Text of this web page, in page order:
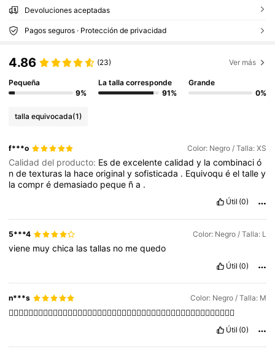
Devoluciones aceptadas
Pagos seguros · Protección de privacidad
4.86 (23) Ver más
Pequeña
9%
La talla corresponde
91%
Grande
0%
talla equivocada(1)
f***o Color: Negro / Talla: XS
Calidad del producto: Esdeexcelentecalidady lacombinació
ndetexturas la haceoriginalysofisticada . Equivoquéeltalley
lacomprédemasiado peque ña .
Útil (0)
5***4 Color: Negro / Talla: L
viene muychica lastallas no mequedo
Útil (0)
n***s Color: Negro / Talla: M
👍🏻👍🏻👍🏻👍🏻👍🏻👍🏻👍🏻👍🏻👍🏻👍🏻👍🏻👍🏻👍🏻👍🏻👍🏻👍🏻👍🏻👍🏻👍🏻👍🏻👍🏻👍🏻👍🏻
Útil (0)